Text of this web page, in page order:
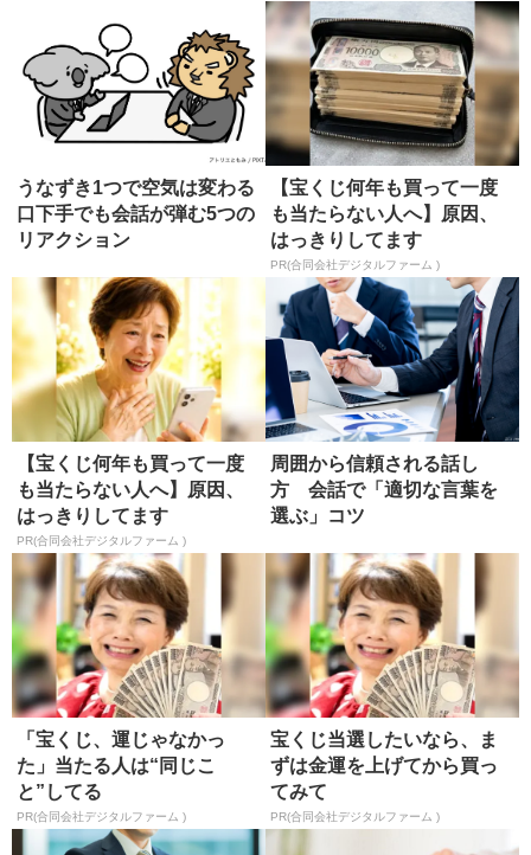
うなずき1つで空気は変わる
口下手でも会話が弾む5つの
リアクション
【宝くじ何年も買って一度
も当たらない人へ】原因、
はっきりしてます
PR(合同会社デジタルファーム )
【宝くじ何年も買って一度
も当たらない人へ】原因、
はっきりしてます
PR(合同会社デジタルファーム )
周囲から信頼される話し
方 会話で「適切な言葉を
選ぶ」コツ
「宝くじ、運じゃなかっ
た」当たる人は“同じこ
と”してる
PR(合同会社デジタルファーム )
宝くじ当選したいなら、ま
ずは金運を上げてから買っ
てみて
PR(合同会社デジタルファーム )